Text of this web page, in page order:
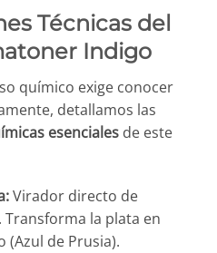
Técnicas del
Indigo
químico exige conocer
detallamos las
esenciales de este
Virador directo de
la plata en
de Prusia).